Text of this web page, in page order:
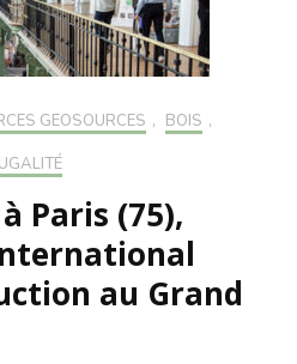
GÉOSOURCÉS , BOIS ,
Paris (75),
au Grand